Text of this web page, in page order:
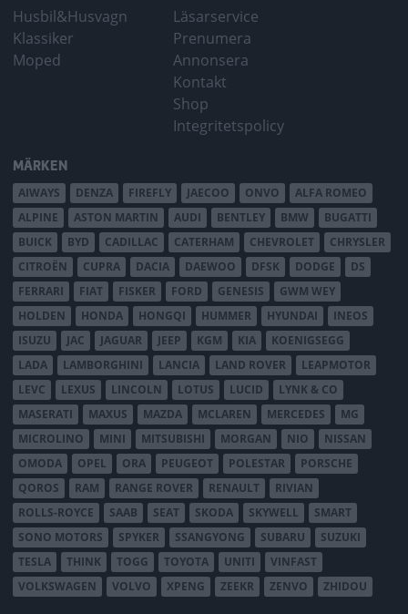
Husbil&Husvagn
Klassiker
Moped
Läsarservice
Prenumera
Annonsera
Kontakt
Shop
Integritetspolicy
MÄRKEN
AIWAYS DENZA FIREFLY JAECOO ONVO
ALFA ROMEO
ALPINE
ASTON MARTIN AUDI BENTLEY BMW
BUGATTI
BUICK
BYD CADILLAC CATERHAM CHEVROLET
CHRYSLER
CITROËN
CUPRA DACIA DAEWOO DFSK DODGE
DS
FERRARI
FIAT FISKER FORD GENESIS
GWM WEY
HOLDEN
HONDA HONGQI HUMMER HYUNDAI
INEOS
ISUZU
JAC JAGUAR JEEP KGM KIA
KOENIGSEGG
LADA
LAMBORGHINI LANCIA LAND ROVER
LEAPMOTOR
LEVC
LEXUS LINCOLN LOTUS LUCID
LYNK & CO
MASERATI
MAXUS MAZDA MCLAREN MERCEDES
MG
MICROLINO
MINI MITSUBISHI MORGAN NIO
NISSAN
OMODA
OPEL ORA PEUGEOT POLESTAR
PORSCHE
QOROS
RAM RANGE ROVER RENAULT
RIVIAN
ROLLS-ROYCE
SAAB SEAT SKODA SKYWELL
SMART
SONO MOTORS
SPYKER SSANGYONG SUBARU
SUZUKI
TESLA
THINK TOGG TOYOTA UNITI
VINFAST
VOLKSWAGEN
VOLVO XPENG ZEEKR ZENVO ZHIDOU